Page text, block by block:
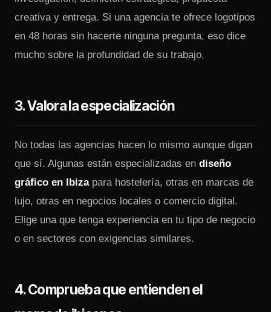
creativa y entrega. Si una agencia te ofrece logotipos
en 48 horas sin hacerte ninguna pregunta, eso dice
mucho sobre la profundidad de su trabajo.
3. Valora la especialización
No todas las agencias hacen lo mismo aunque digan
que sí. Algunas están especializadas en diseño
gráfico en Ibizapara hostelería, otras en marcas de
lujo, otras en negocios locales o comercio digital.
Elige una que tenga experiencia en tu tipo de negocio
o en sectores con exigencias similares.
4. Comprueba que entienden el